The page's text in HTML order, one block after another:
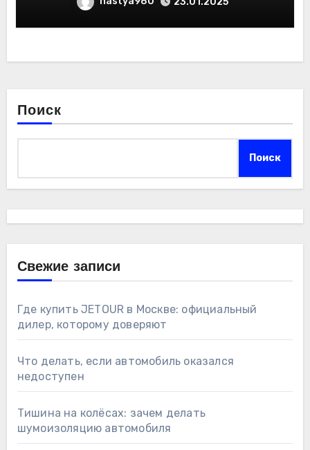
Поиск
Поиск
Свежие записи
Где купить JETOUR в Москве: официальный
дилер, которому доверяют
Что делать, если автомобиль оказался
недоступен
Тишина на колёсах: зачем делать
шумоизоляцию автомобиля